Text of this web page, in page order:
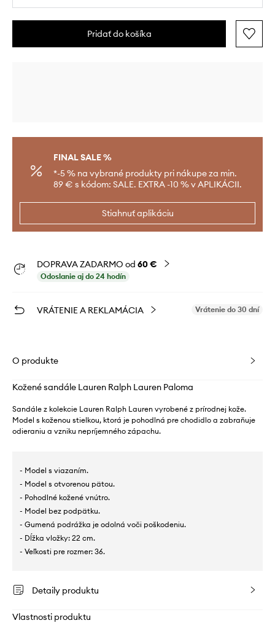
Pridať do košíka
FINAL SALE %
*-5 % na vybrané produkty pri nákupe za min.
89 € s kódom: SALE. EXTRA -10 % v APLIKÁCII.
Stiahnuť aplikáciu
DOPRAVA ZADARMO od 60 €
Odoslanie aj do 24 hodín
VRÁTENIE A REKLAMÁCIA Vrátenie do 30 dní
O produkte
Kožené sandále Lauren Ralph Lauren Paloma
Sandále z kolekcie Lauren Ralph Lauren vyrobené z prírodnej kože.
Model s koženou stielkou, ktorá je pohodlná pre chodidlo a zabraňuje
odieraniu a vzniku nepríjemného zápachu.
- Model s viazaním.
- Model s otvorenou pätou.
- Pohodlné kožené vnútro.
- Model bez podpätku.
- Gumená podrážka je odolná voči poškodeniu.
- Dĺžka vložky: 22 cm.
- Veľkosti pre rozmer: 36.
Detaily produktu
Vlastnosti produktu